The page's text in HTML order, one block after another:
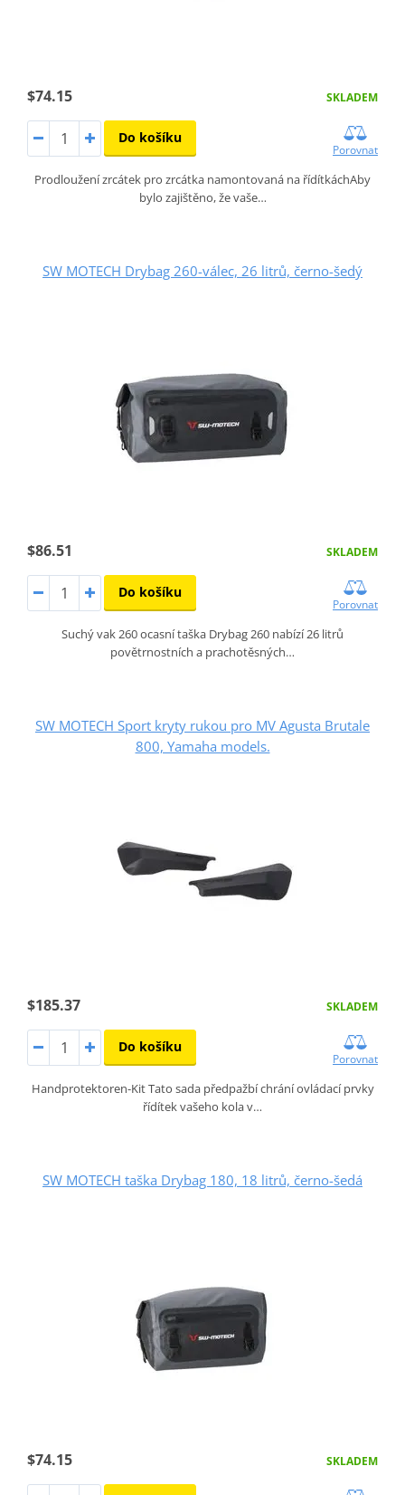
$74.15 SKLADEM
Do košíku
Porovnat
Prodloužení zrcátek pro zrcátka namontovaná na řídítkáchAby
bylo zajištěno, že vaše…
SW MOTECH Drybag 260-válec, 26 litrů, černo-šedý
$86.51 SKLADEM
Do košíku
Porovnat
Suchý vak 260 ocasní taška Drybag 260 nabízí 26 litrů
povětrnostních a prachotěsných…
SW MOTECH Sport kryty rukou pro MV Agusta Brutale
800, Yamaha models.
$185.37 SKLADEM
Do košíku
Porovnat
Handprotektoren-Kit Tato sada předpažbí chrání ovládací prvky
řídítek vašeho kola v…
SW MOTECH taška Drybag 180, 18 litrů, černo-šedá
$74.15 SKLADEM